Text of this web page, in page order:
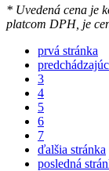
* Uvedená cena je
platcom DPH, je
prvá stránka
3
4
5
6
7
ďalšia stránka
posledná